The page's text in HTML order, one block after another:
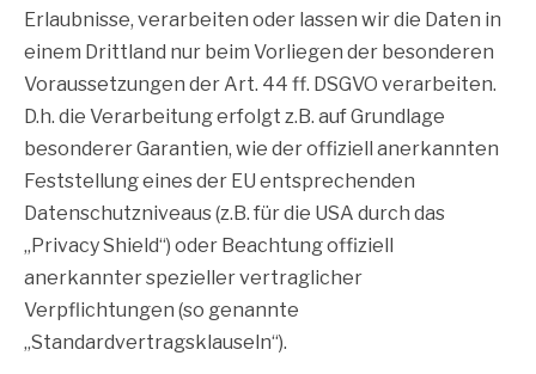
Erlaubnisse, verarbeiten oder lassen wir die Daten in
einem Drittland nur beim Vorliegen der besonderen
Voraussetzungen der Art. 44 ff. DSGVO verarbeiten.
D.h. die Verarbeitung erfolgt z.B. auf Grundlage
besonderer Garantien, wie der offiziell anerkannten
Feststellung eines der EU entsprechenden
Datenschutzniveaus (z.B. für die USA durch das
„Privacy Shield“) oder Beachtung offiziell
anerkannter spezieller vertraglicher
Verpflichtungen (so genannte
„Standardvertragsklauseln“).